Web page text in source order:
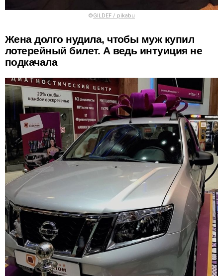
©GILDEF / pikabu
Жена долго нудила, чтобы муж купил
лотерейный билет. А ведь интуиция не
подкачала